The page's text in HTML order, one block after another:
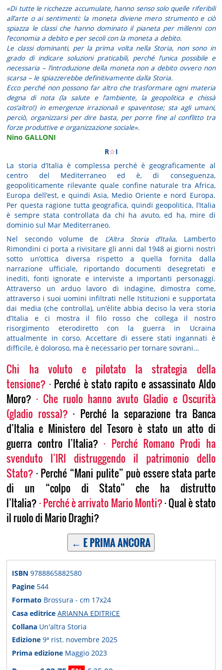
«Di tutte le ricchezze accumulate, hanno senso solo quelle riferibili
all’arte o ai sentimenti: la moneta diviene mero strumento e ciò
spiazza le classi che hanno dominato il pianeta per millenni con
l’economia a debito e per secoli con la moneta a debito.
Le classi dominanti, per la prima volta nella Storia, non sono in
grado di indicare soluzioni praticabili, perché l’unica possibile e
necessaria – l’introduzione della moneta non a debito ovvero non
scarsa – le spiazzerebbe definitivamente dalla Storia.
Ecco perché non possono far altro che trasformare ogni materia
degna di nota (la salute e l’ambiente, la geopolitica e chissà
cos’altro!) in emergenze irrazionali e spaventose; sta agli umani,
perciò, organizzarsi per dire basta, per porre fine al conflitto tra
forze produttive e organizzazione sociale».
Nino GALLONI
R☆I
La storia d’Italia è complessa perché è geograficamente al
centro del Mediterraneo ed è, di conseguenza,
geopoliticamente rilevante quale confine naturale tra Africa,
Europa dell’est, e quindi Asia, Medio Oriente e nord Europa.
Per questa ragione tutta geografica, quindi geopolitica, l’Italia
è sempre stata controllata da chi ha avuto, ed ha, mire di
dominio sul Mar Mediterraneo.
Nel secondo volume de L’Altra Storia d’Italia, Lamberto
Rimondini ci porta a rivisitare gli anni dal 1948 ai giorni nostri
sotto un’ottica diversa rispetto a quella fornita dalla
narrazione ufficiale, riportando documenti desegretati e
inediti, fonti ignorate e interviste a importanti personaggi.
Attraverso un arduo lavoro di indagine, dimostra come,
attraverso i suoi uomini infiltrati nelle Istituzioni e supportata
dai media (che controlla), un’élite abbia deciso la vera storia
d’Italia e ci mostra il filo rosso che collega il nostro
risorgimento eterodiretto con la guerra in Ucraina
attualmente in corso. Accettare di essere stati ingannati è
difficile, è doloroso, ma è necessario per tornare sovrani...
Chi ha voluto e pilotato la strategia della
tensione? · Perché è stato rapito e assassinato Aldo
Moro? · Che ruolo hanno avuto Gladio e Oscurità
(gladio rossa)? · Perché la separazione tra Banca
d’Italia e Ministero del Tesoro è stato un atto di
guerra contro l’Italia? · Perché Romano Prodi ha
svenduto l’IRI distruggendo il patrimonio dello
Stato? · Perché “Mani pulite” può essere stata parte
di un “colpo di Stato” che ha distrutto
l’Italia? ·Perché è arrivato Mario Monti?· Qual è stato
il ruolo di Mario Draghi?
← E PRIMA ANCORA
ISBN9788865882580
Pagine 544
Formato Brossura - cm 17x24
Casa editriceARIANNA EDITRICE
Collana Un'altra Storia
Edizione9ª rist. novembre 2025
Prima edizione Maggio 2023